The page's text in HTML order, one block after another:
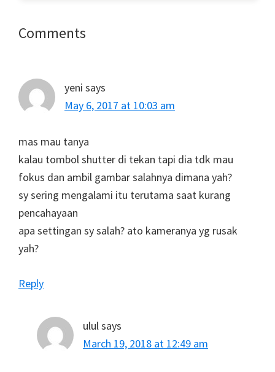
Reader
Comments
yeni says
May 6, 2017 at 10:03 am
mas mau tanya
kalau tombol shutter di tekan tapi dia tdk mau
fokus dan ambil gambar salahnya dimana yah?
sy sering mengalami itu terutama saat kurang
pencahayaan
apa settingan sy salah? ato kameranya yg rusak
yah?
Reply
ululsays
March 19, 2018 at 12:49 am